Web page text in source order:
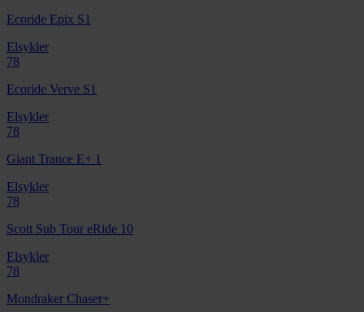
Ecoride Epix S1
Elsykler
78
Ecoride Verve S1
Elsykler
78
Giant Trance E+ 1
Elsykler
78
Scott Sub Tour eRide 10
Elsykler
78
Mondraker Chaser+